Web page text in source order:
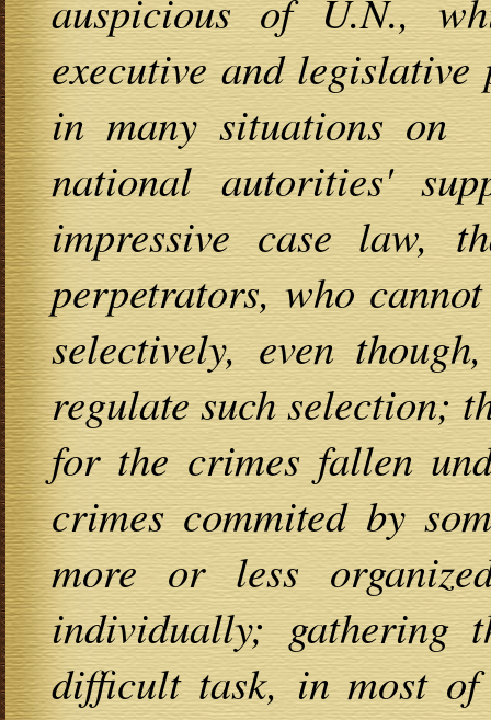
auspicious of U.N.,
executive and
in many situations on
national autorities'
impressive case law,
perpetrators, who
selectively, even
regulate such selection;
for the crimes fallen
crimes commited by
more or less
individually; gathering
difficult task, in most of